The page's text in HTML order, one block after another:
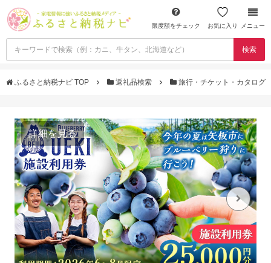
限度額をチェック お気に入り メニュー
検索
ふるさと納税ナビ TOP 返礼品検索 旅行・チケット・カタログ
詳細を見る